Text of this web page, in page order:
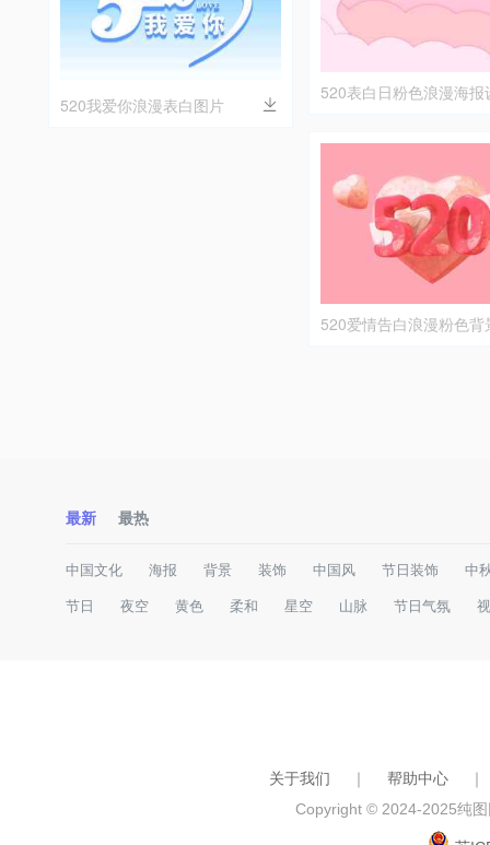
520我爱你浪漫表白图片
520表白日粉色浪漫海报
520爱情告白浪漫粉色背
最新 最热
中国文化 海报 背景 装饰 中国风 节日装饰 中
节日 夜空 黄色 柔和 星空 山脉 节日气氛
关于我们 ｜ 帮助中心
｜
Copyright © 2024-2025纯